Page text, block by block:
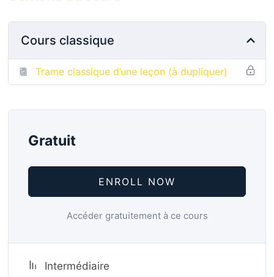
Cours classique
Trame classique d’une leçon (à dupliquer)
Gratuit
ENROLL NOW
Accéder gratuitement à ce cours
Intermédiaire